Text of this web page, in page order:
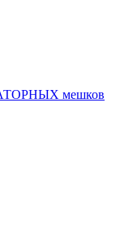
мешков